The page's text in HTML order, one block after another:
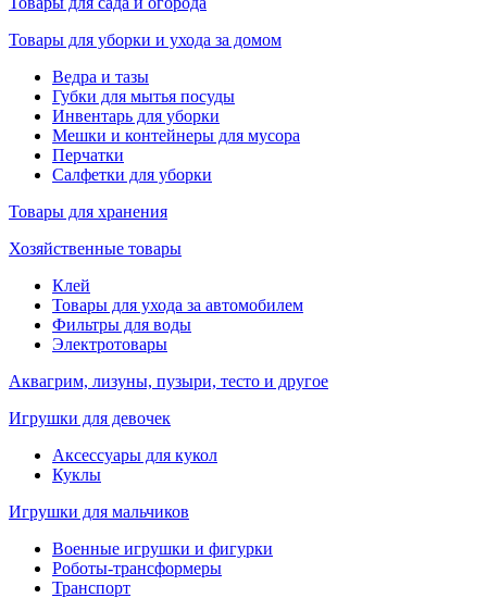
Товары для уборки и ухода за домом
Ведра и тазы
Губки для мытья посуды
Инвентарь для уборки
Мешки и контейнеры для мусора
Перчатки
Салфетки для уборки
Товары для хранения
Хозяйственные товары
Клей
Товары для ухода за автомобилем
Фильтры для воды
Электротовары
Аквагрим, лизуны, пузыри, тесто и другое
Игрушки для девочек
Аксессуары для кукол
Куклы
Игрушки для мальчиков
Военные игрушки и фигурки
Роботы-трансформеры
Транспорт